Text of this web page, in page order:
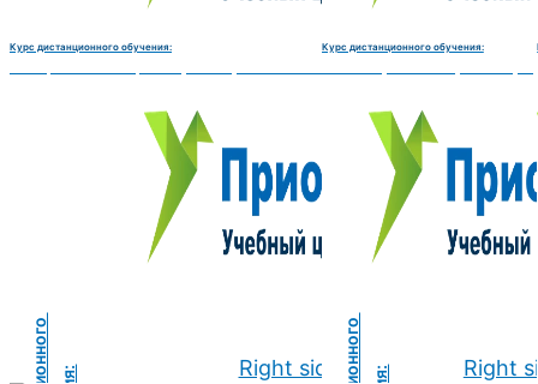
Курс дистанционного обучения:
Right side
Курс дистанционного обучения:
Right